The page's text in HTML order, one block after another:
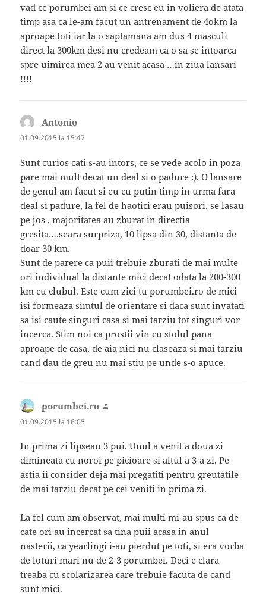
vad ce porumbei am si ce cresc eu in voliera de atata
timp asa ca le-am facut un antrenament de 4okm la
aproape toti iar la o saptamana am dus 4 masculi
direct la 300km desi nu credeam ca o sa se intoarca
spre uimirea mea 2 au venit acasa …in ziua lansari
!!!!
Antonio
01.09.2015 la 15:47
Sunt curios cati s-au intors, ce se vede acolo in poza
pare mai mult decat un deal si o padure :). O lansare
de genul am facut si eu cu putin timp in urma fara
deal si padure, la fel de haotici erau puisori, se lasau
pe jos , majoritatea au zburat in directia
gresita….seara surpriza, 10 lipsa din 30, distanta de
doar 30 km.
Sunt de parere ca puii trebuie zburati de mai multe
ori individual la distante mici decat odata la 200-300
km cu clubul. Este cum zici tu porumbei.ro de mici
isi formeaza simtul de orientare si daca sunt invatati
sa isi caute singuri casa si mai tarziu tot singuri vor
incerca. Stim noi ca prostii vin cu stolul pana
aproape de casa, de aia nici nu claseaza si mai tarziu
cand dau de greu nu mai stiu pe unde s-o apuce.
porumbei.ro
01.09.2015 la 16:05
In prima zi lipseau 3 pui. Unul a venit a doua zi
dimineata cu noroi pe picioare si altul a 3-a zi. Pe
astia ii consider deja mai pregatiti pentru greutatile
de mai tarziu decat pe cei veniti in prima zi.
La fel cum am observat, mai multi mi-au spus ca de
cate ori au incercat sa tina puii acasa in anul
nasterii, ca yearlingi i-au pierdut pe toti, si era vorba
de loturi mari nu de 2-3 porumbei. Deci e clara
treaba cu scolarizarea care trebuie facuta de cand
sunt mici.